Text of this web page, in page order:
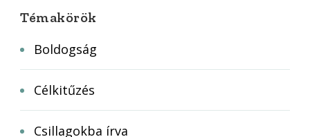
Témakörök
Boldogság
Célkitűzés
Csillagokba írva